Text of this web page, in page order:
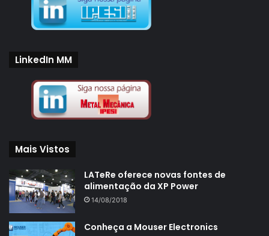
LinkedIn MM
Mais Vistos
LATeRe oferece novas fontes de
alimentação da XP Power
14/08/2018
Conheça a Mouser Electronics